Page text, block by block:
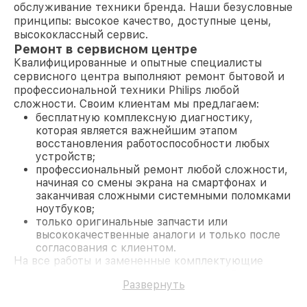
обслуживание техники бренда. Наши безусловные
принципы: высокое качество, доступные цены,
высококлассный сервис.
Ремонт в сервисном центре
Квалифицированные и опытные специалисты
сервисного центра выполняют ремонт бытовой и
профессиональной техники Philips любой
сложности. Своим клиентам мы предлагаем:
бесплатную комплексную диагностику,
которая является важнейшим этапом
восстановления работоспособности любых
устройств;
профессиональный ремонт любой сложности,
начиная со смены экрана на смартфонах и
заканчивая сложными системными поломками
ноутбуков;
только оригинальные запчасти или
высококачественные аналоги и только после
согласования с клиентом.
На все работы и замененные комплектующие
поломки по условиям гарантии, мы бесплатно
Развернуть